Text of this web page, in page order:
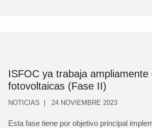
ISFOC ya trabaja
fotovoltaicas (Fase II)
NOTICIAS 24 NOVIEMBRE 2023
Esta fase tiene por objetivo principal